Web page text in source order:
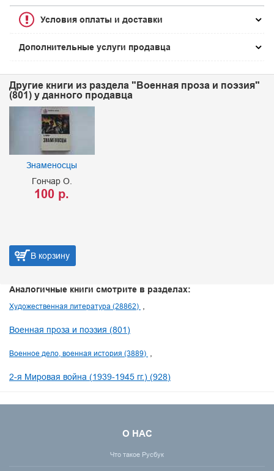
Условия оплаты и доставки
Дополнительные услуги продавца
Другие книги из раздела "Военная проза и поэзия"
(801) у данного продавца
Знаменосцы
Гончар О.
100 р.
В корзину
Аналогичные книги смотрите в разделах:
Художественная литература (28862)
Военная проза и поэзия (801)
Военное дело, военная история (3889)
2-я Мировая война (1939-1945 гг.) (928)
О НАС
Что такое Русбук